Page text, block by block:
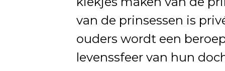
van de prinsessen is
ouders wordt een
levenssfeer van hun